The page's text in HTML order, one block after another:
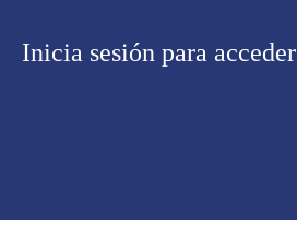
Inicia sesión para acceder